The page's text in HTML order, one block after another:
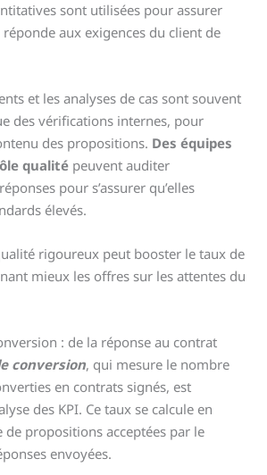
sont utilisées pour assurer
aux exigences du client de
et les analyses de cas sont souvent
des vérifications internes, pour
des propositions. Des équipes
qualité peuvent auditer
pour s’assurer qu’elles
élevés.
rigoureux peut booster le taux de
mieux les offres sur les attentes du
: de la réponse au contrat
conversion, qui mesure le nombre
en contrats signés, est
des KPI. Ce taux se calcule en
propositions acceptées par le
envoyées.